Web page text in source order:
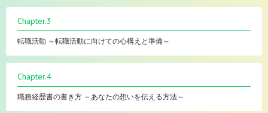
Chapter.3
転職活動 ～転職活動に向けての心構えと準備～
Chapter.4
職務経歴書の書き方 ～あなたの想いを伝える方法～